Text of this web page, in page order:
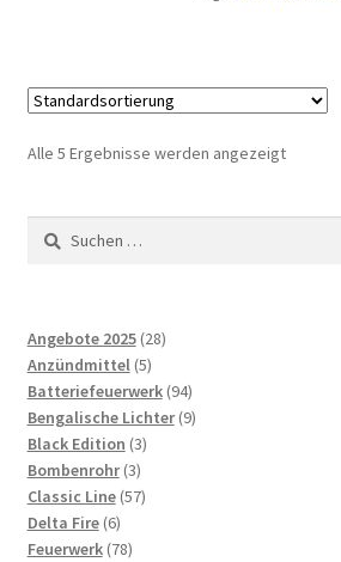
Alle 5 Ergebnisse werden angezeigt
Suchen
nach:
Angebote 2025 2828
Anzündmittel 55
Produkte
Batteriefeuerwerk 9494
Produkte
Bengalische Lichter 99
Black Edition 33
Bombenrohr 33
Produkte
Classic Line 5757
Delta Fire 66
Produkte
Feuerwerk 7878